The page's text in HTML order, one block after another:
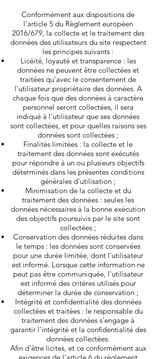
Conformément aux dispositions de
l'article 5 du Règlement européen
2016/679, la collecte et le traitement des
données des utilisateurs du site respectent
les principes suivants :
Licéité, loyauté et transparence : les
données ne peuvent être collectées et
traitées qu'avec le consentement de
l'utilisateur propriétaire des données. A
chaque fois que des données à caractère
personnel seront collectées, il sera
indiqué à l'utilisateur que ses données
sont collectées, et pour quelles raisons ses
données sont collectées ;
Finalités limitées : la collecte et le
traitement des données sont exécutés
pour répondre à un ou plusieurs objectifs
déterminés dans les présentes conditions
générales d'utilisation ;
Minimisation de la collecte et du
traitement des données : seules les
données nécessaires à la bonne exécution
des objectifs poursuivis par le site sont
collectées ;
Conservation des données réduites dans
le temps : les données sont conservées
pour une durée limitée, dont l'utilisateur
est informé. Lorsque cette information ne
peut pas être communiquée, l'utilisateur
est informé des critères utilisés pour
déterminer la durée de conservation ;
Intégrité et confidentialité des données
collectées et traitées : le responsable du
traitement des données s'engage à
garantir l'intégrité et la confidentialité des
données collectées.
Afin d'être licites, et ce conformément aux